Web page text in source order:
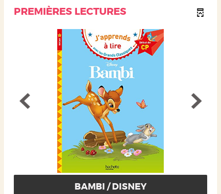
PREMIÈRES LECTURES
BAMBI / DISNEY